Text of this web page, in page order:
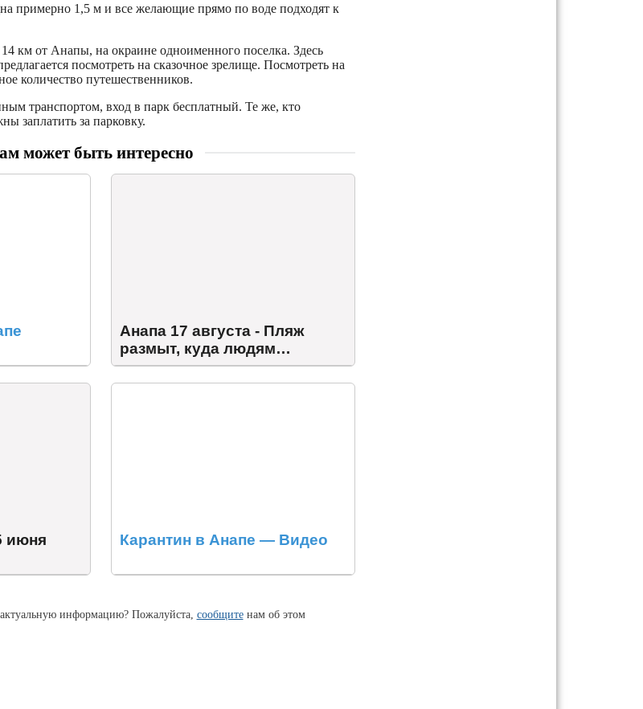
примерно 1,5 м и все желающие прямо по воде подходят к
км от Анапы, на окраине одноименного поселка. Здесь
посмотреть на сказочное зрелище. Посмотреть на
количество путешественников.
транспортом, вход в парк бесплатный. Те же, кто
заплатить за парковку.
может быть интересно
Анапа 17 августа - Пляж
размыт, куда людям
деваться
июня Карантин в Анапе — Видео
информацию? Пожалуйста, сообщитенам об этом